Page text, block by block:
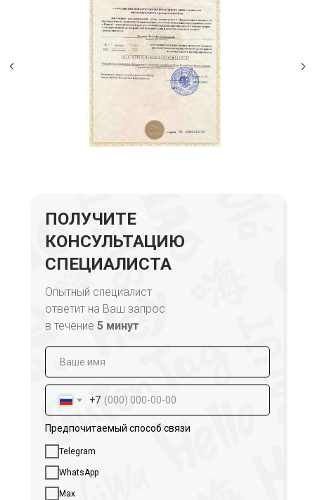
ПОЛУЧИТЕ
КОНСУЛЬТАЦИЮ
СПЕЦИАЛИСТА
Опытный специалист
ответит на Ваш запрос
в течение 5 минут
+7
Предпочитаемый способ связи
Telegram
WhatsApp
Max